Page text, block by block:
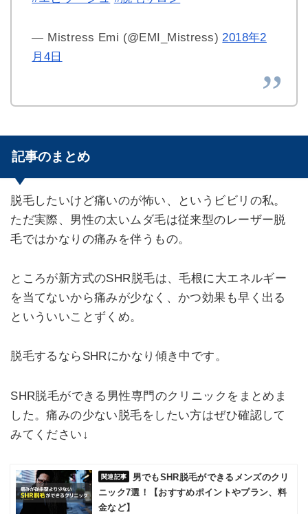
— Mistress Emi (@EMI_Mistress)2018年2
月4日
記事のまとめ
脱毛したいけど痛いのが怖い、というビビリの私。
ただ実際、男性の太いムダ毛は従来型のレーザー脱
毛ではかなりの痛みを伴うもの。
ところが新方式のSHR脱毛は、毛根に大エネルギー
を当てないから痛みが少なく、かつ効果も早く出る
といういいことずくめ。
脱毛するならSHRにかなり傾き中です。
SHR脱毛ができる男性専門のクリニックをまとめま
した。痛みの少ない脱毛をしたい方はぜひ確認して
みてください↓
男でもSHR脱毛ができるメンズのクリ
ニック7選！【おすすめポイントやプラン、料
金など】